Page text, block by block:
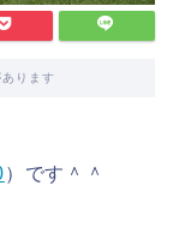
ります
）です＾＾